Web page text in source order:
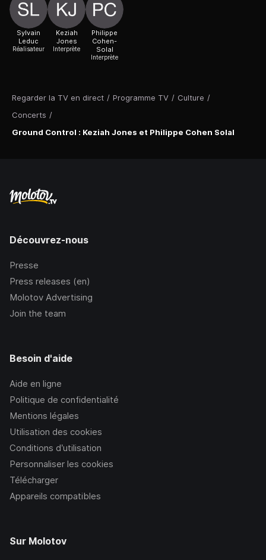
Regarder la TV en direct / Programme TV / Culture /
Concerts /
Ground Control : Keziah Jones et Philippe Cohen Solal
Sylvain
Leduc
Réalisateur
Keziah
Jones
Interprète
Philippe
Cohen-
Solal
Interprète
Découvrez-nous
Presse
Press releases (en)
Molotov Advertising
Join the team
Besoin d'aide
Aide en ligne
Politique de confidentialité
Mentions légales
Utilisation des cookies
Conditions d’utilisation
Personnaliser les cookies
Télécharger
Appareils compatibles
Sur Molotov